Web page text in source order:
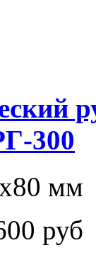
300
мм
руб